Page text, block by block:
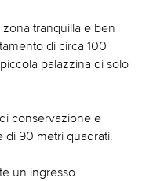
tranquilla e ben
di circa 100
palazzina di solo
conservazione e
di 90 metri quadrati.
un ingresso